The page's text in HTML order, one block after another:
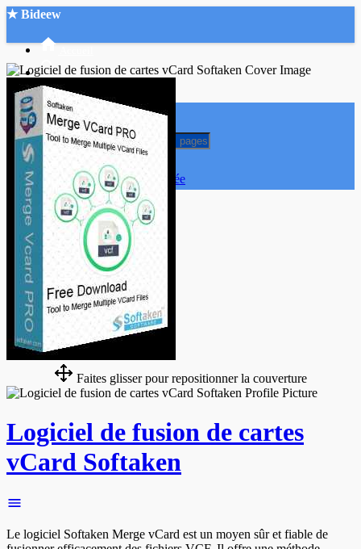
★ Bideew
Recherche Avancée
Mon compte
Connexion
Créer un compte
Mode nuit
Faites glisser pour repositionner la couverture
Logiciel de fusion de cartes
vCard Softaken
Le logiciel Softaken Merge vCard est un moyen sûr et fiable de